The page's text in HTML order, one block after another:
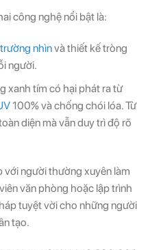
công nghệ nổi bật là:
trường nhìnvà thiết kế tròng
người.
xanh tím có hại phát ra từ
100% và chống chói lóa. Từ
diện mà vẫn duy trì độ rõ
với người thường xuyên làm
văn phòng hoặc lập trình
tuyệt vời cho những người
tạo.